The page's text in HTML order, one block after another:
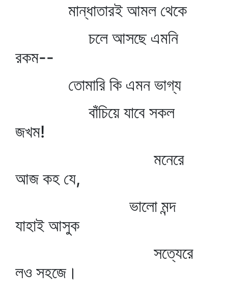
মান্ধাতারই আমল থেকে
চলে আসছে এমনি
রকম--
তোমারি কি এমন ভাগ্য
বাঁচিয়ে যাবে সকল
জখম!
মনেরে
আজ কহ যে,
ভালো মন্দ
যাহাই আসুক
সত্যেরে
লও সহজে।